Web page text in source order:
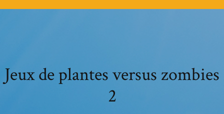
Jeux de plantes versus zombies
2